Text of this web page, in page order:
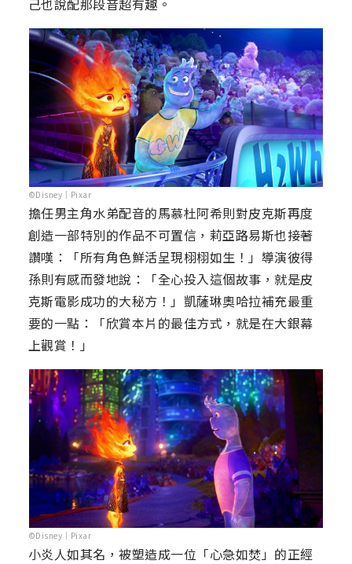
己也說配那段音超有趣。
©Disney｜Pixar
擔任男主角水弟配音的馬慕杜阿希則對皮克斯再度
創造一部特別的作品不可置信，莉亞路易斯也接著
讚嘆：「所有角色鮮活呈現栩栩如生！」導演彼得
孫則有感而發地說：「全心投入這個故事，就是皮
克斯電影成功的大秘方！」凱薩琳奧哈拉補充最重
要的一點：「欣賞本片的最佳方式，就是在大銀幕
上觀賞！」
©Disney｜Pixar
小炎人如其名，被塑造成一位「心急如焚」的正經